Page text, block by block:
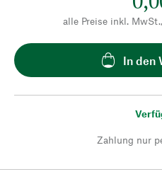
alle Preise inkl.
In den
Zahlung nur